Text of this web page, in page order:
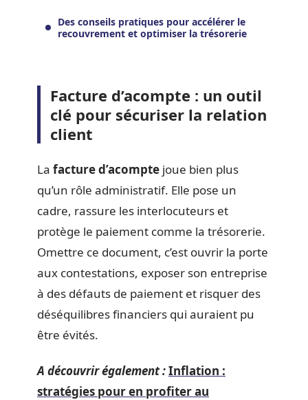
Des conseils pratiques pour accélérer le
recouvrement et optimiser la trésorerie
Facture d’acompte : un outil
clé pour sécuriser la relation
client
La facture d’acompte joue bien plus
qu’un rôle administratif. Elle pose un
cadre, rassure les interlocuteurs et
protège le paiement comme la trésorerie.
Omettre ce document, c’est ouvrir la porte
aux contestations, exposer son entreprise
à des défauts de paiement et risquer des
déséquilibres financiers qui auraient pu
être évités.
A découvrir également :Inflation :
stratégies pour en profiter au